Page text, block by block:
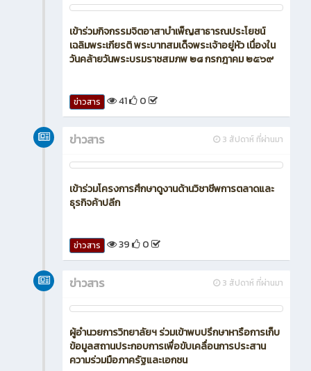
เข้าร่วมกิจกรรมจิตอาสาบำเพ็ญสาธารณประโยชน์
เฉลิมพระเกียรติ พระบาทสมเด็จพระเจ้าอยู่หัว เนื่องใน
วันคล้ายวันพระบรมราชสมภพ ๒๘ กรกฎาคม ๒๕๖๙
ข่าวสาร 41 0
3 สัปดาห์ ที่ผ่านมา
ข่าวสาร
เข้าร่วมโครงการศึกษาดูงานด้านวิชาชีพการตลาดและ
ธุรกิจค้าปลีก
ข่าวสาร 39 0
3 สัปดาห์ ที่ผ่านมา
ข่าวสาร
ผู้อำนวยการวิทยาลัยฯ ร่วมเข้าพบปรึกษาหารือการเก็บ
ข้อมูลสถานประกอบการเพื่อขับเคลื่อนการประสาน
ความร่วมมือภาครัฐและเอกชน